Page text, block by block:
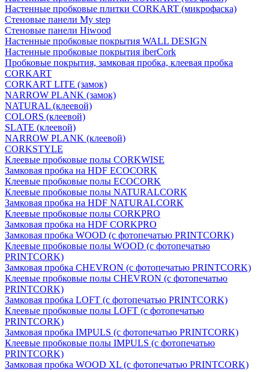
Настенные пробковые плитки CORKART (микрофаска)
Стеновые панели My step
Стеновые панели Hiwood
Настенные пробковые покрытия WALL DESIGN
Настенные пробковые покрытия iberCork
Пробковые покрытия, замковая пробка, клеевая пробка
CORKART
CORKART LITE (замок)
NARROW PLANK (замок)
NATURAL (клеевой)
COLORS (клеевой)
SLATE (клеевой)
NARROW PLANK (клеевой)
CORKSTYLE
Клеевые пробковые полы CORKWISE
Замковая пробка на HDF ECOCORK
Клеевые пробковые полы ECOCORK
Клеевые пробковые полы NATURALCORK
Замковая пробка на HDF NATURALCORK
Клеевые пробковые полы CORKPRO
Замковая пробка на HDF CORKPRO
Замковая пробка WOOD (с фотопечатью PRINTCORK)
Клеевые пробковые полы WOOD (с фотопечатью
PRINTCORK)
Замковая пробка CHEVRON (с фотопечатью PRINTCORK)
Клеевые пробковые полы CHEVRON (с фотопечатью
PRINTCORK)
Замковая пробка LOFT (с фотопечатью PRINTCORK)
Клеевые пробковые полы LOFT (с фотопечатью
PRINTCORK)
Замковая пробка IMPULS (с фотопечатью PRINTCORK)
Клеевые пробковые полы IMPULS (с фотопечатью
PRINTCORK)
Замковая пробка WOOD XL (с фотопечатью PRINTCORK)